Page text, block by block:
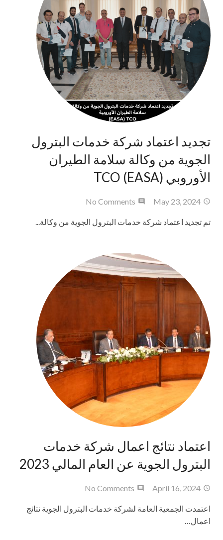
تجديد اعتماد شركة خدمات البترول
الجوية من وكالة سلامة الطيران
الأوروبي (EASA) TCO
May 23, 2024
No Comments
تم تجديد اعتماد شركة خدمات البترول الجوية من وكالة...
‎اعتماد نتائج اعمال شركة خدمات
البترول الجوية عن العام المالي 2023
April 16, 2024
No Comments
‎اعتمدت الجمعية العامة لشركة خدمات البترول الجوية نتائج
اعمال…